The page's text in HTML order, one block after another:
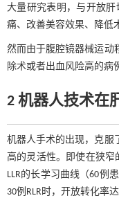
大量研究表明，与开放肝
痛、改善美容效果、降低
然而由于腹腔镜器械运动
除术或者出血风险高的病
2 机器人技术在
机器人手术的出现，克服
高的灵活性。即使在狭
LLR的长学习曲线（60例
30例RLR时，开放转化率